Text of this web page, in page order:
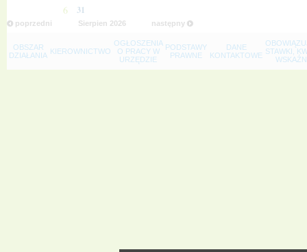
6 31
poprzedni następny
Sierpien 2026
OBSZAR
DZIAŁANIA KIEROWNICTWO
OGŁOSZENIA
O PRACY W
URZĘDZIE
PODSTAWY
PRAWNE
DANE
KONTAKTOWE STAWKI,